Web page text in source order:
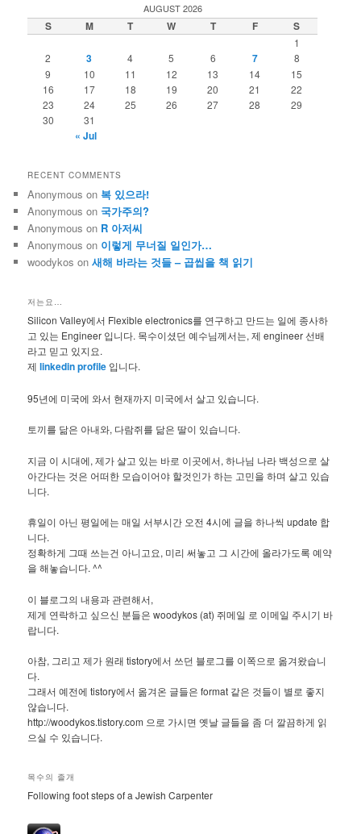
c
h
AUGUST 2026
S M T W T F S
1
2
3 4 5 6 7
8
9
10 11 12 13 14
15
16
17 18 19 20 21
22
23
24 25 26 27 28
29
30
31
« Jul
RECENT COMMENTS
Anonymous on 복 있으라!
Anonymous on 국가주의?
Anonymous on R 아저씨
Anonymous on 이렇게 무너질 일인가…
woodykos on새해 바라는 것들 – 곱씹을 책 읽기
저는요…
Silicon Valley에서 Flexible electronics를 연구하고 만드는 일에 종사하
고 있는 Engineer 입니다. 목수이셨던 예수님께서는, 제 engineer 선배
라고 믿고 있지요.
제linkedin profile 입니다.
95년에 미국에 와서 현재까지 미국에서 살고 있습니다.
토끼를 닮은 아내와, 다람쥐를 닮은 딸이 있습니다.
지금 이 시대에, 제가 살고 있는 바로 이곳에서, 하나님 나라 백성으로 살
아간다는 것은 어떠한 모습이어야 할것인가 하는 고민을 하며 살고 있습
니다.
휴일이 아닌 평일에는 매일 서부시간 오전 4시에 글을 하나씩 update 합
니다.
정확하게 그때 쓰는건 아니고요, 미리 써놓고 그 시간에 올라가도록 예약
을 해놓습니다. ^^
이 블로그의 내용과 관련해서,
제게 연락하고 싶으신 분들은 woodykos (at) 쥐메일 로 이메일 주시기 바
랍니다.
아참, 그리고 제가 원래 tistory에서 쓰던 블로그를 이쪽으로 옮겨왔습니
다.
그래서 예전에 tistory에서 옮겨온 글들은 format 같은 것들이 별로 좋지
않습니다.
http://woodykos.tistory.com 으로 가시면 옛날 글들을 좀 더 깔끔하게 읽
으실 수 있습니다.
목수의 졸개
Following foot steps of a Jewish Carpenter